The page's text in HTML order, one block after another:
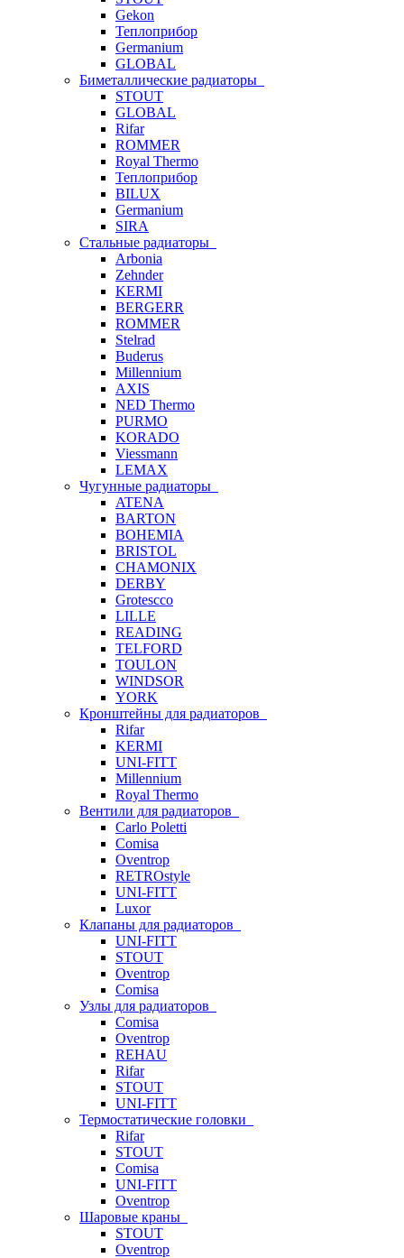
Gekon
Теплоприбор
Germanium
GLOBAL
Биметаллические радиаторы
STOUT
GLOBAL
Rifar
ROMMER
Royal Thermo
Теплоприбор
BILUX
Germanium
SIRA
Стальные радиаторы
Arbonia
Zehnder
KERMI
BERGERR
ROMMER
Stelrad
Buderus
Millennium
AXIS
NED Thermo
PURMO
KORADO
Viessmann
LEMAX
Чугунные радиаторы
ATENA
BARTON
BOHEMIA
BRISTOL
CHAMONIX
DERBY
Grotescco
LILLE
READING
TELFORD
TOULON
WINDSOR
YORK
Кронштейны для радиаторов
Rifar
KERMI
UNI-FITT
Millennium
Royal Thermo
Вентили для радиаторов
Carlo Poletti
Comisa
Oventrop
RETROstyle
UNI-FITT
Luxor
Клапаны для радиаторов
UNI-FITT
STOUT
Oventrop
Comisa
Узлы для радиаторов
Comisa
Oventrop
REHAU
Rifar
STOUT
UNI-FITT
Термостатические головки
Rifar
STOUT
Comisa
UNI-FITT
Oventrop
Шаровые краны
STOUT
Oventrop